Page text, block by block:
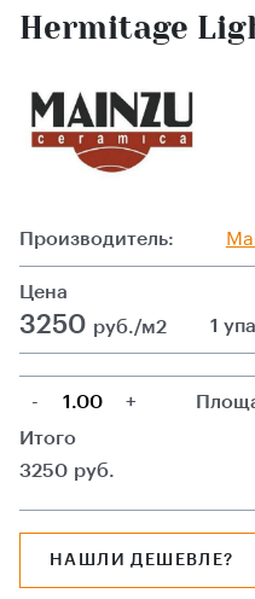
Hermitage
Производитель:
Цена
3250 руб./м2 1
- +
Итого
3250 руб.
НАШЛИ ДЕШЕВЛЕ?